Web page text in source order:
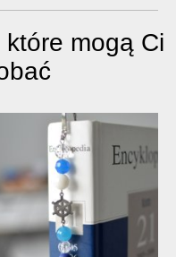
mogą Ci